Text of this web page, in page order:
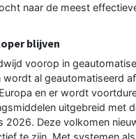
naar de meest
blijven
voorop in
al geautomatiseerd
en er wordt
uitgebreid met
2026. Deze volkomen
te zijn. Met systemen